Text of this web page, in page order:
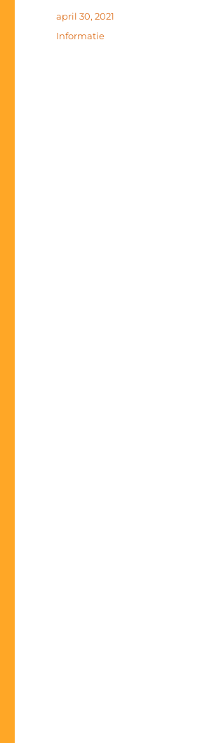
Geplaatst
op
april 30, 2021
Categorieën
Informatie